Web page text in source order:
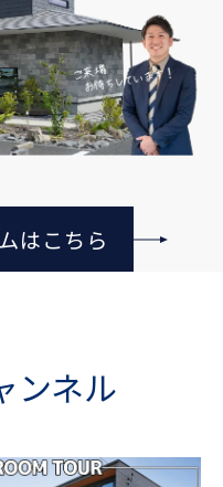
はこちら
ンネル